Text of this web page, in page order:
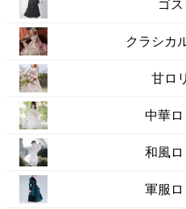
ゴス
クラシカ
甘ロ
中華ロ
和風ロ
軍服ロ